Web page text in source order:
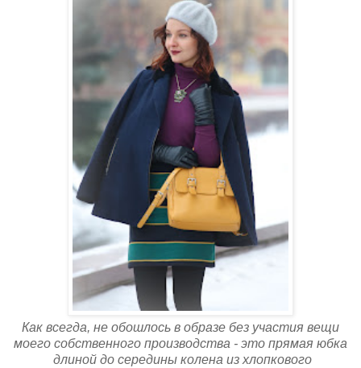
Как всегда, не обошлось в образе без участия вещи
моего собственного производства - это прямая юбка
длиной до середины колена из хлопкового